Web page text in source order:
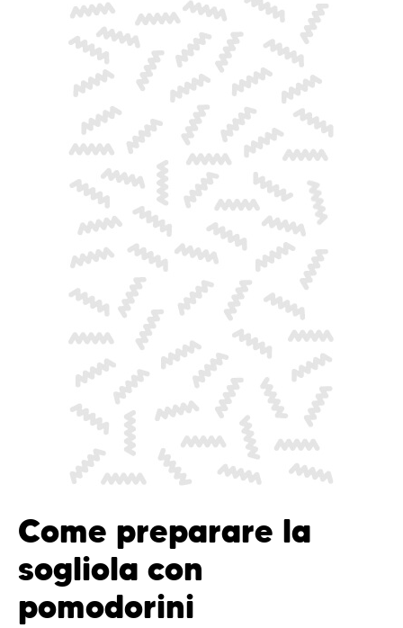
Come preparare la
sogliola con
pomodorini